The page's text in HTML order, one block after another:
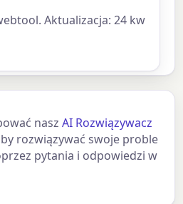
Aktualizacja: 24 kw
naszAI Rozwiązywacz
rozwiązywać swoje proble
pytania i odpowiedzi w